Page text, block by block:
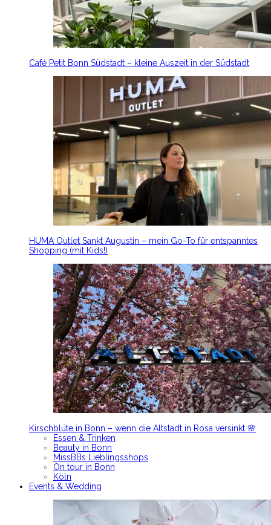
Café Petit Bonn Südstadt – kleine Auszeit in der Südstadt
HUMA Outlet Sankt Augustin – mein Go-To für entspanntes
Shopping (mit Kids!)
Kirschblüte in Bonn – wenn die Altstadt in Rosa versinkt 🌸
Essen & Trinken
Beauty in Bonn
MissBBs Lieblingsshops
On tour in Bonn
Köln
Events & Wedding